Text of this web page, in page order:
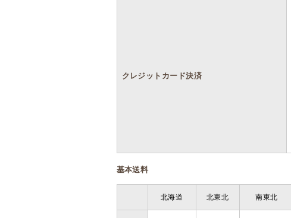
クレジットカード決済
基本送料
北海道 北東北 南東北